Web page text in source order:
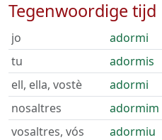
Tegenwoordige tijd
jo
adormi
tu
adormis
ell, ella, vostè
adormi
nosaltres
adormim
vosaltres, vós
adormiu